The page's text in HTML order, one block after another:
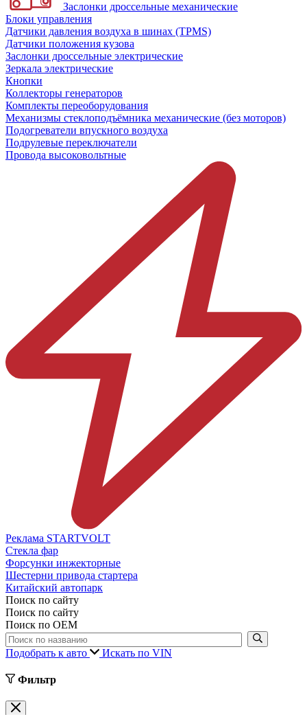
Заслонки дроссельные механические
Блоки управления
Датчики давления воздуха в шинах (TPMS)
Датчики положения кузова
Заслонки дроссельные электрические
Зеркала электрические
Кнопки
Коллекторы генераторов
Комплекты переоборудования
Механизмы стеклоподъёмника механические (без моторов)
Подогреватели впускного воздуха
Подрулевые переключатели
Провода высоковольтные
Реклама STARTVOLT
Стекла фар
Форсунки инжекторные
Шестерни привода стартера
Китайский автопарк
Поиск по сайту
Поиск по сайту
Поиск по ОЕМ
Подобрать к авто Искать по VIN
Фильтр